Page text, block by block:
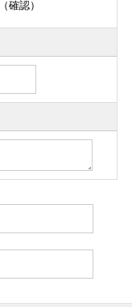
（確認）